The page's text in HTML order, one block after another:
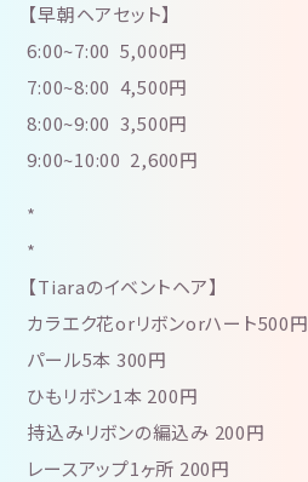
【早朝ヘアセット】
6:00~7:00 5,000円
7:00~8:00 4,500円
8:00~9:00 3,500円
9:00~10:00 2,600円
*
*
【Tiaraのイベントヘア】
カラエク花orリボンorハート500円
パール5本 300円
ひもリボン1本 200円
持込みリボンの編込み 200円
レースアップ1ヶ所 200円